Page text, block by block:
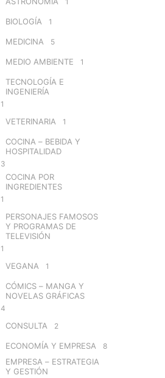
BIOLOGÍA 1
MEDICINA 5
MEDIO AMBIENTE 1
TECNOLOGÍA E
INGENIERÍA
1
VETERINARIA 1
COCINA – BEBIDA Y
HOSPITALIDAD
3
COCINA POR
INGREDIENTES
1
PERSONAJES FAMOSOS
Y PROGRAMAS DE
TELEVISIÓN
1
VEGANA 1
CÓMICS – MANGA Y
NOVELAS GRÁFICAS
4
CONSULTA 2
ECONOMÍA Y EMPRESA 8
EMPRESA – ESTRATEGIA
Y GESTIÓN